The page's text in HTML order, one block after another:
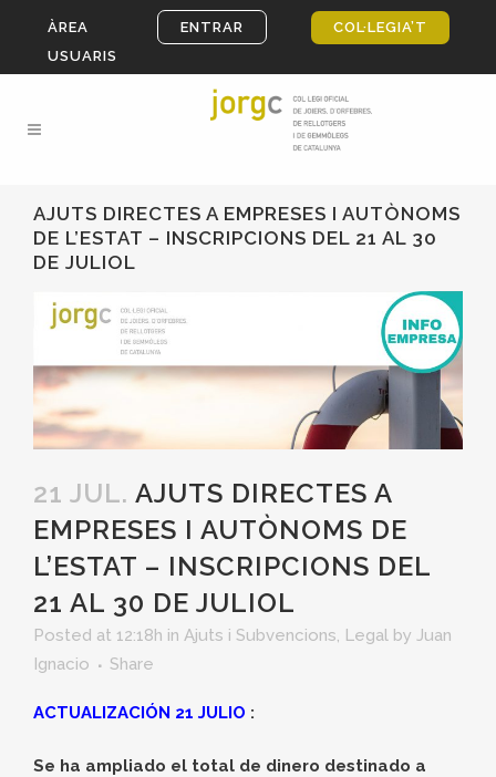
ÀREA
USUARIS
ENTRAR COL·LEGIA’T
AJUTS DIRECTES A EMPRESES I AUTÒNOMS
DE L’ESTAT – INSCRIPCIONS DEL 21 AL 30
DE JULIOL
21 JUL. AJUTS DIRECTES A
EMPRESES I AUTÒNOMS DE
L’ESTAT – INSCRIPCIONS DEL
21 AL 30 DE JULIOL
Posted at 12:18h in Ajuts i Subvencions, Legal by Juan
Ignacio
Share
ACTUALIZACIÓN 21 JULIO :
Se ha ampliado el total de dinero destinado a